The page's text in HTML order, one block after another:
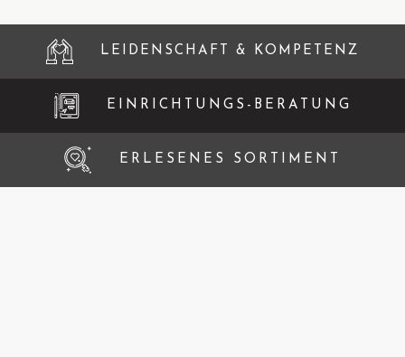
LEIDENSCHAFT & KOMPETENZ
EINRICHTUNGS-BERATUNG
ERLESENES SORTIMENT